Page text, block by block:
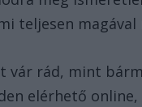
teljesen magával
vár rád, mint
elérhető